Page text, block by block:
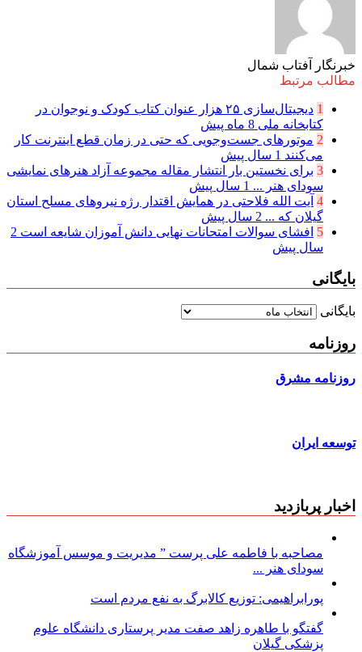
خبرنگار آفتاب شمال
مطالب مرتبط
1
دیجیتال‌سازی ۲۵ هزار عنوان کتاب کودک و نوجوان در
کتابخانه ملی 8 ماه پیش
2 موتور‌های جست‌وجویی که حتی در زمان قطع اینترنت کار
می‌کنند 1 سال پیش
3 برای نخستین بار انتشار مقاله مجموعه آزاد هنرهای نمایشی
سودای هنر ... 1 سال پیش
4 آیت الله فلاحتی در همایش اقتدار رژه نیرو‌های مسلح استان
گیلان که ... 2 سال پیش
5 افشای سوالات امتحانات نهایی دانش آموزان شایعه است 2
سال پیش
بایگانی
بایگانی
روزنامه
روزنامه مشرق
توسعه ایران
اخبار پربازدید
مصاحبه با فاطمه علی پرست ” مدیریت و موسس آموزشگاه
سودای هنر ...
پورابراهیمی: توزیع کالابرگ به نفع مردم است
گفتگو با طاهره زاهد صفت مدیر پرستاری دانشگاه علوم
پزشکی گیلان